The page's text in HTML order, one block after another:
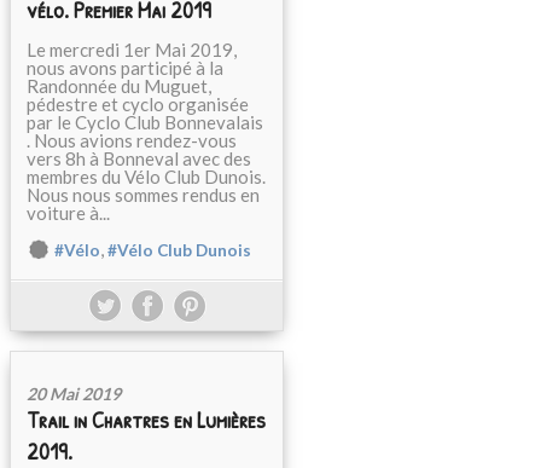
vélo. Premier Mai 2019
Le mercredi 1er Mai 2019,
nous avons participé à la
Randonnée du Muguet,
pédestre et cyclo organisée
par le Cyclo Club Bonnevalais
. Nous avions rendez-vous
vers 8h à Bonneval avec des
membres du Vélo Club Dunois.
Nous nous sommes rendus en
voiture à...
#Vélo,#Vélo Club Dunois
20 Mai 2019
Trail in Chartres en Lumières
2019.